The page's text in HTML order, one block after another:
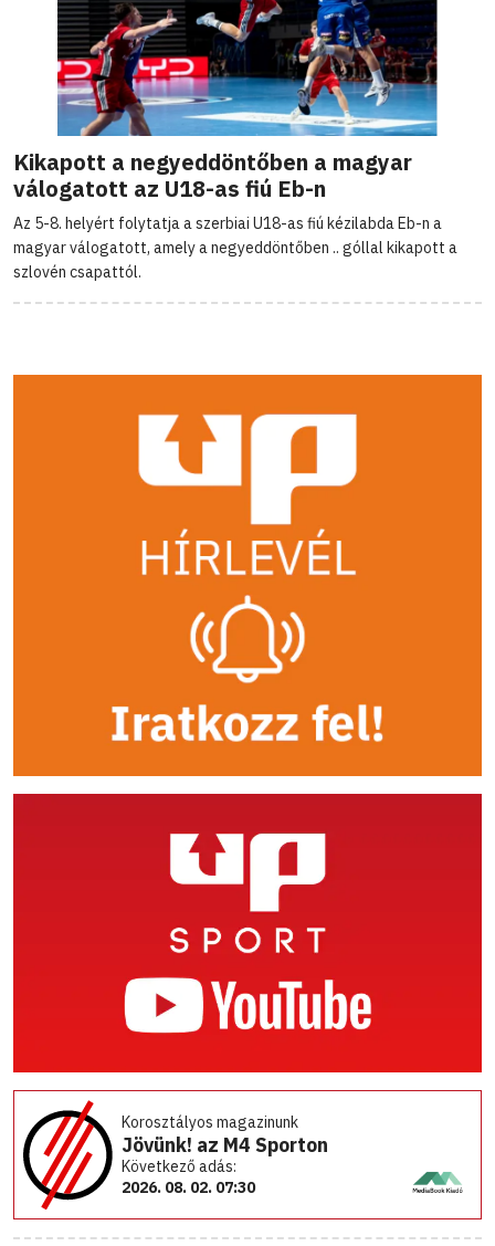
Kikapott a negyeddöntőben a magyar
válogatott az U18-as fiú Eb-n
Az 5-8. helyért folytatja a szerbiai U18-as fiú kézilabda Eb-n a
magyar válogatott, amely a negyeddöntőben .. góllal kikapott a
szlovén csapattól.
Korosztályos magazinunk
Jövünk! az M4 Sporton
Következő adás:
2026. 08. 02. 07:30